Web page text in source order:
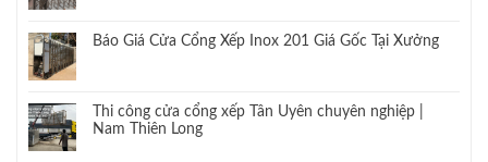
Báo Giá Cửa Cổng Xếp Inox 201 Giá Gốc Tại Xưởng
Thi công cửa cổng xếp Tân Uyên chuyên nghiệp |
Nam Thiên Long